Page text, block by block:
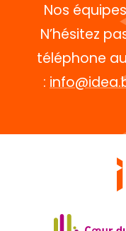
Nos
N’hésitez
téléphone au
: